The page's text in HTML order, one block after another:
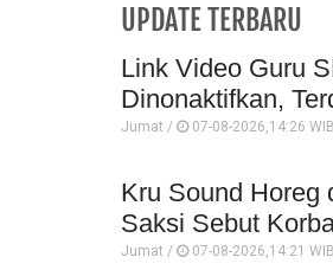
UPDATE TERBARU
Link Video Guru
Dinonaktifkan,
Jumat / 07-08-2026,14:26 WIB
Kru Sound Horeg
Saksi Sebut
Jumat / 07-08-2026,14:21 WIB